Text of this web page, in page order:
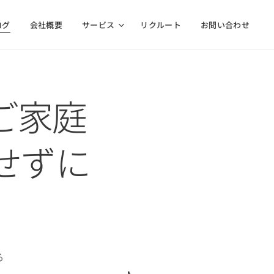
会社概要 サービス リクルート お問い合わせ
家庭
ずに